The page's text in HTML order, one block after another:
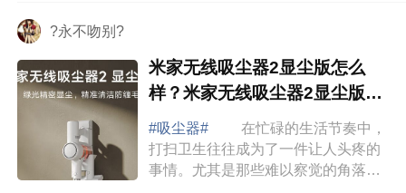
?永不吻别?
米家无线吸尘器2显尘版怎么
样？米家无线吸尘器2显尘版怎
么用
#吸尘器#
在忙碌的生活节奏中，
打扫卫生往往成为了一件让人头疼的
事情。尤其是那些难以察觉的角落和